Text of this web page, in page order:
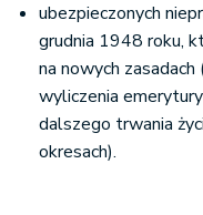
ubezpieczonych
grudnia 1948 roku,
na nowych
wyliczenia
dalszego trwania
okresach).